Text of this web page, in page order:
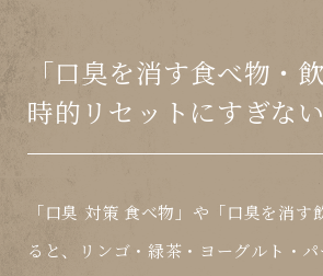
「口臭を消す食べ物・
時的リセットにすぎな
「口臭 対策 食べ物」や「口臭を消す
ると、
リンゴ・緑茶・ヨーグルト・